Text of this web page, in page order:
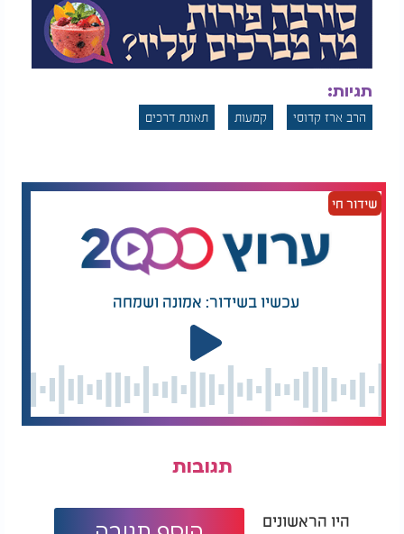
הוריו הגיעו לבית החולים ונרגעו לגלות שמצבו טוב. הם
הבחינו כי הוא אוחז בחוזקה במה שנראה כמו סידור
תפילה.
"מה זה?" שאלו.
נשמתי. הוא החזיר את נשמתי!"
אביו של שלום בדק את הסידור וגילה את שם בעליו
הקודמים של הרכב. הוא התקשר לאיש וסיפר את
המעשה.
"תראה מה זה", ענה האיש בהתרגשות. "שכחתי שם את
הסידור במקרה... אבל כנראה כל 'מקרה' הוא 'רק מה''.
אני שמח שה' שמר עליו! הסידור הוא מתנה ממני עבורו".
המכונית אמנם נהרסה, אבל את שלום זה כבר לא עניין.
ליבו נמשך אל הסידור שהציל את חייו - לא רק במובן
הפיזי, אלא גם הרוחני. הוא החליט ללמוד את תוכנו,
שלום למד ולמד, וברוך ה' נכנס לישיבה והחל ללמוד
סידור התפילה שפתח בפניו שער לעולם של קדושה
תגיות:
הרב ארז קדוסי קמעות תאונת דרכים
שידור חי
עכשיו בשידור: אמונה ושמחה
תגובות
היו הראשונים